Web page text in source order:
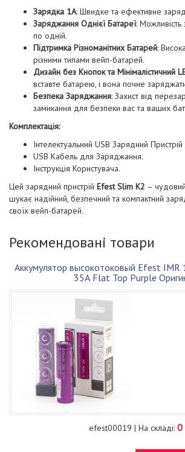
Зарядка 1A: Швидке та ефективне
Заряджання Однієї Батареї:
по одній.
Підтримка Різноманітних Батарей:
різними типами вейп-батарей.
Дизайн без Кнопок та Мінімалістичний
вставте батарею, і вона почне
Безпека Заряджання: Захист від
замикання для безпеки вас та ваших
Комплектація:
Інтелектуальний USB Зарядний
USB Кабель для Заряджання.
Інструкція Користувача.
Цей зарядний пристрій Efest Slim K2 –
шукає надійний, безпечний та компактний
своїх вейп-батарей.
Рекомендовані товари
Аккумулятор высокотоковый Efest
35А Flat Top Рurple
efest00019 | На складі: 0